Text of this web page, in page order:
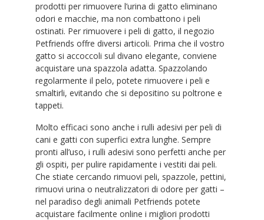
prodotti per rimuovere l’urina di gatto eliminano
odori e macchie, ma non combattono i peli
ostinati. Per rimuovere i peli di gatto, il negozio
Petfriends offre diversi articoli. Prima che il vostro
gatto si accoccoli sul divano elegante, conviene
acquistare una spazzola adatta. Spazzolando
regolarmente il pelo, potete rimuovere i peli e
smaltirli, evitando che si depositino su poltrone e
tappeti.
Molto efficaci sono anche i rulli adesivi per peli di
cani e gatti con superfici extra lunghe. Sempre
pronti all’uso, i rulli adesivi sono perfetti anche per
gli ospiti, per pulire rapidamente i vestiti dai peli.
Che stiate cercando rimuovi peli, spazzole, pettini,
rimuovi urina o neutralizzatori di odore per gatti –
nel paradiso degli animali Petfriends potete
acquistare facilmente online i migliori prodotti